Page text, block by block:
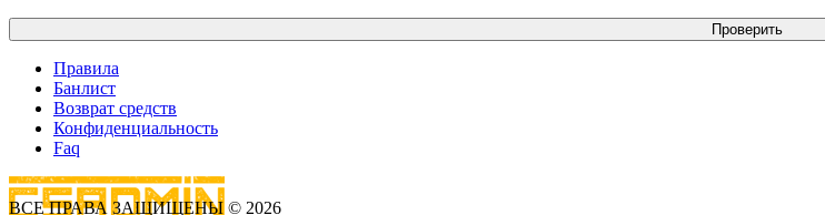
Проверить
Правила
Банлист
Возврат средств
Конфиденциальность
Faq
ВСЕ ПРАВА ЗАЩИЩЕНЫ © 2026